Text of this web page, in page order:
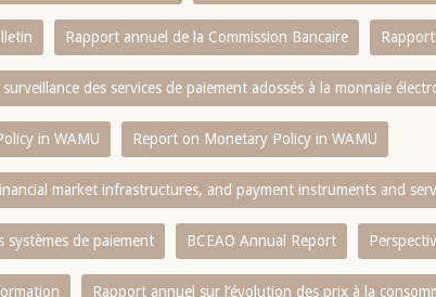
Rapport annuel de la Commission Bancaire
des services de paiement adossés à la monnaie
in WAMU Report on Monetary Policy in WAMU
market infrastructures, and payment instruments and
systèmes de paiement BCEAO Annual Report
Rapport annuel sur l‘évolution des prix à la